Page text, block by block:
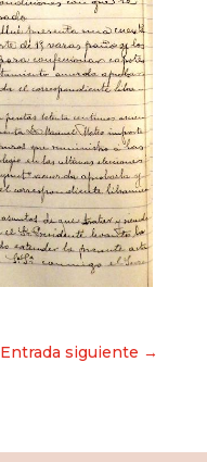
Entrada siguiente →